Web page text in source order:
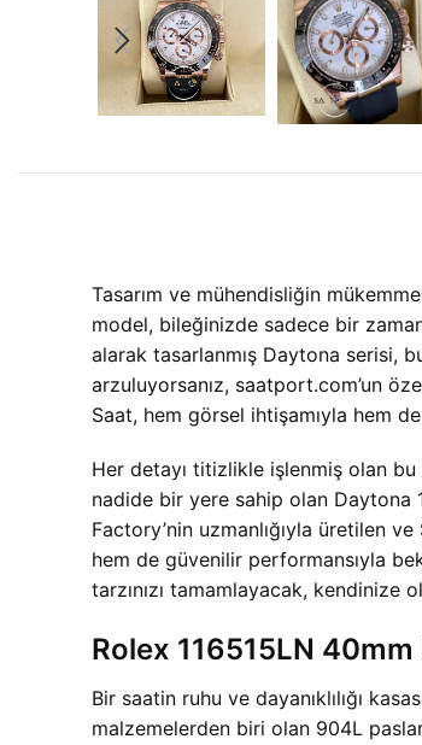
Tasarım ve mühendisliğin
model, bileğinizde sadece bir
alarak tasarlanmış Daytona serisi,
arzuluyorsanız, saatport.com’un
Saat, hem görsel ihtişamıyla hem
Her detayı titizlikle işlenmiş olan bu
nadide bir yere sahip olan Daytona
Factory’nin uzmanlığıyla üretilen
hem de güvenilir performansıyla
tarzınızı tamamlayacak, kendinize
Rolex 116515LN
Bir saatin ruhu ve dayanıklılığı
malzemelerden biri olan 904L